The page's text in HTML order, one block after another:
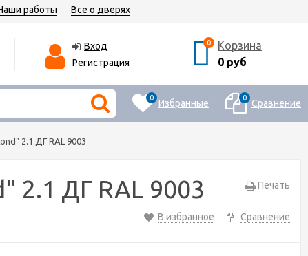
работы Все о дверях
Вход
Регистрация
0
Корзина
0 руб
0 Избранные 0 Сравнение
2.1 ДГ RAL 9003
Печать
2.1 ДГ RAL 9003
В избранное Сравнение